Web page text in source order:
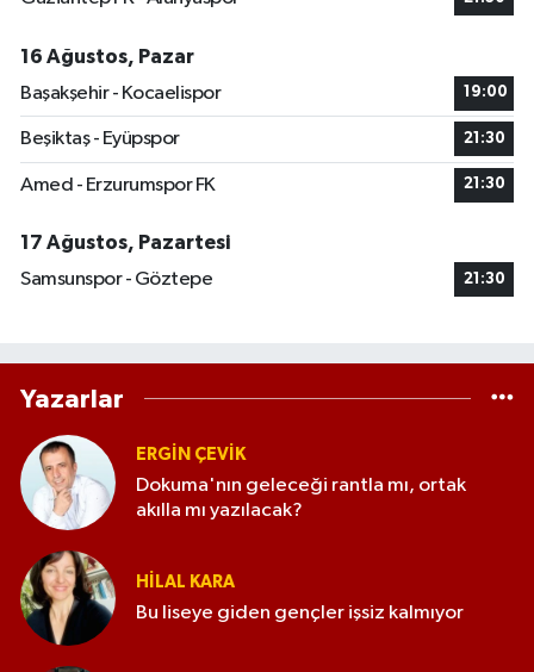
16 Ağustos, Pazar
Başakşehir - Kocaelispor
19:00
Beşiktaş - Eyüpspor 21:30
Amed - Erzurumspor FK 21:30
17 Ağustos, Pazartesi
Samsunspor - Göztepe
21:30
Yazarlar
ERGIN ÇEVİK
Dokuma'nın geleceği rantla mı, ortak
akılla mı yazılacak?
HILAL KARA
Bu liseye giden gençler işsiz kalmıyor